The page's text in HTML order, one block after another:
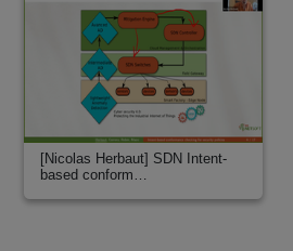
[Nicolas Herbaut] SDN Intent-
based conform…